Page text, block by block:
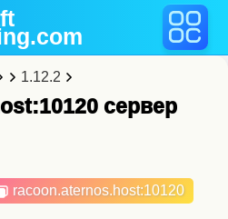
.com
1.12.2
cервер
racoon.aternos.host:10120